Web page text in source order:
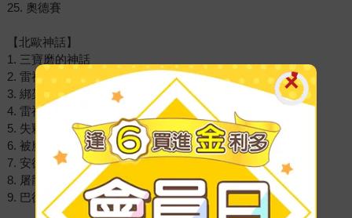
25. 奧德賽
【北歐神話】
1. 三寶磨的神話
2. 雷神之鎚的由來
3. 綁架伊登
4. 雷神索爾的巨人國奇幻之旅
5. 失竊的神鎚
6. 被魔繩囚禁的芬里厄
7. 安德瓦利的戒指
8. 屠龍者齊格魯德
9. 巴德爾之死